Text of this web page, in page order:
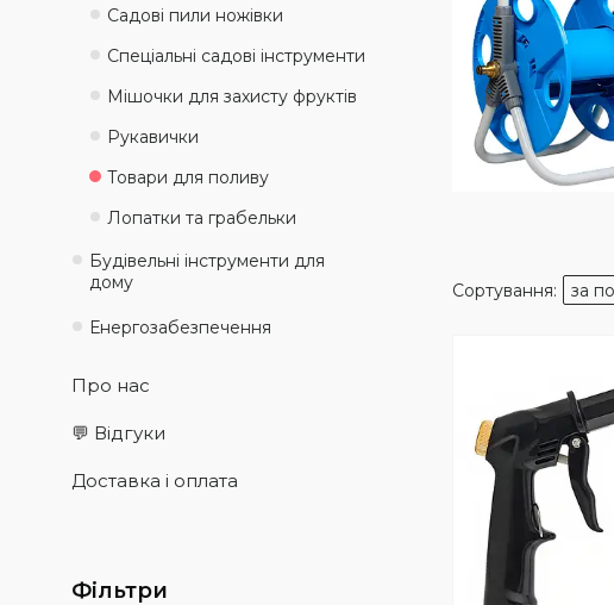
Садові пили ножівки
Спеціальні садові інструменти
Мішочки для захисту фруктів
Рукавички
Товари для поливу
Лопатки та грабельки
Будівельні інструменти для
дому
Енергозабезпечення
Про нас
💬 Відгуки
Доставка і оплата
Фільтри